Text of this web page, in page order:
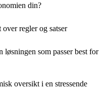
din?
regler og satser
som passer best for
oversikt i en stressende